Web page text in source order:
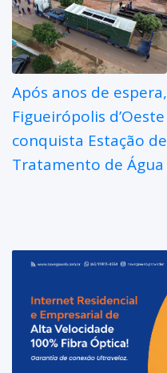
Após anos de espera,
Figueirópolis d’Oeste
conquista Estação de
Tratamento de Água